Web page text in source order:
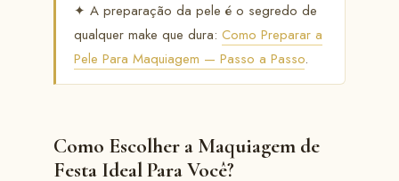
✦ A preparação da pele é o segredo de
qualquer make que dura: Como Preparar a
Pele Para Maquiagem — Passo a Passo.
Como Escolher a Maquiagem de
Festa Ideal Para Você?